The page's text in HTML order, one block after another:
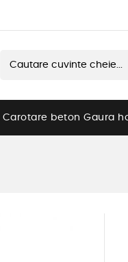
Carotare beton Gaura